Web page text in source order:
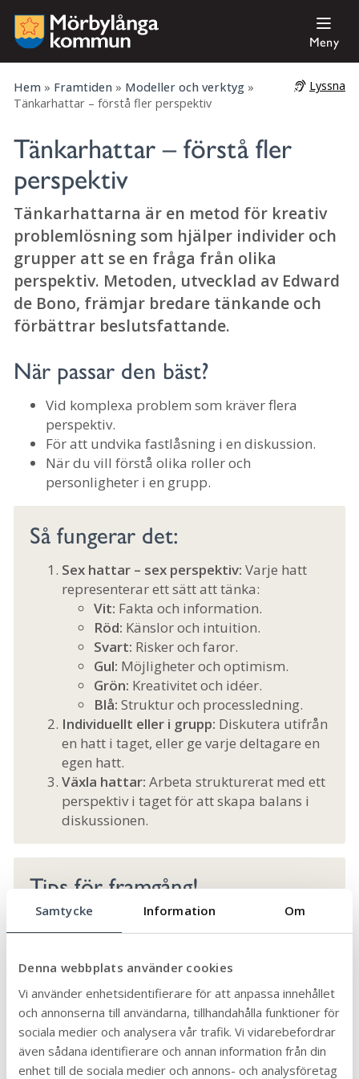
Samtycke Information Om
Denna webbplats använder cookies
Vi använder enhetsidentifierare för att anpassa innehållet
och annonserna till användarna, tillhandahålla funktioner för
sociala medier och analysera vår trafik. Vi vidarebefordrar
även sådana identifierare och annan information från din
enhet till de sociala medier och annons- och analysföretag
Meny
Hem » Framtiden » Modeller och verktyg »
Tänkarhattar – förstå fler perspektiv
Lyssna
Tänkarhattar – förstå fler
perspektiv
Tänkarhattarna är en metod för kreativ
problemlösning som hjälper individer och
grupper att se en fråga från olika
perspektiv. Metoden, utvecklad av Edward
de Bono, främjar bredare tänkande och
förbättrar beslutsfattande.
När passar den bäst?
Vid komplexa problem som kräver flera
perspektiv.
För att undvika fastlåsning i en diskussion.
När du vill förstå olika roller och
personligheter i en grupp.
Så fungerar det:
Sex hattar – sex perspektiv: Varje hatt
representerar ett sätt att tänka:
Vit: Fakta och information.
Röd: Känslor och intuition.
Svart: Risker och faror.
Gul: Möjligheter och optimism.
Grön: Kreativitet och idéer.
Blå: Struktur och processledning.
Individuellt eller i grupp: Diskutera utifrån
en hatt i taget, eller ge varje deltagare en
egen hatt.
Växla hattar: Arbeta strukturerat med ett
perspektiv i taget för att skapa balans i
diskussionen.
Tips för framgång!
Använd riktiga hattar för att göra
metoden lekfull och engagerande.
Börja med gemensamma hattar för att
träna på varje perspektiv.
Reflektera efteråt – vilken hatt tog du
naturligt, och vad säger det om din roll i
gruppen?
Tips för framgång!